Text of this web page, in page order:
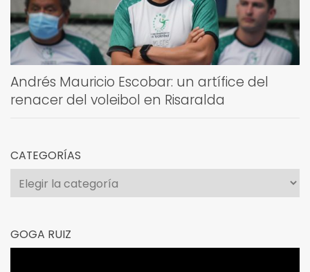
Andrés Mauricio Escobar: un artífice del
renacer del voleibol en Risaralda
CATEGORÍAS
Categorías
GOGA RUIZ